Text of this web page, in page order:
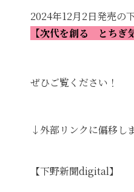
2024年12月2日発売の
【次代を創る とちぎ
ぜひご覧ください！
↓外部リンクに偏移し
【下野新聞digital】